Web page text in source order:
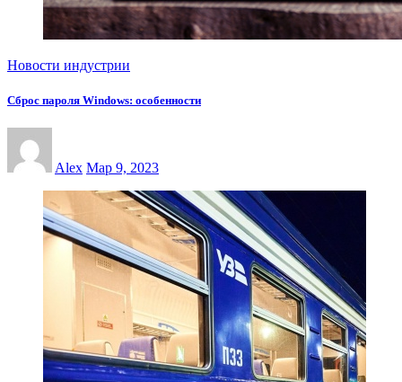
Новости индустрии
Сброс пароля Windows: особенности
Alex Мар 9, 2023